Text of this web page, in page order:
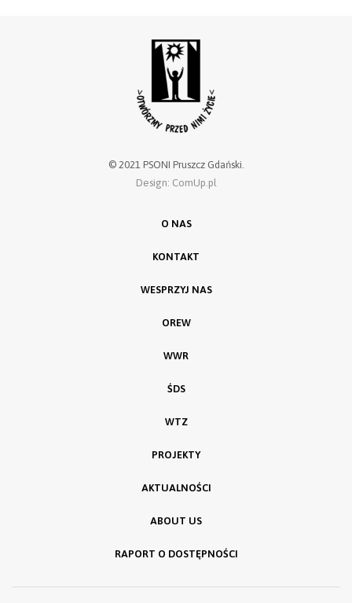
© 2021 PSONI Pruszcz Gdański.
Design: ComUp.pl
O NAS
KONTAKT
WESPRZYJ NAS
OREW
WWR
ŚDS
WTZ
PROJEKTY
AKTUALNOŚCI
ABOUT US
RAPORT O DOSTĘPNOŚCI